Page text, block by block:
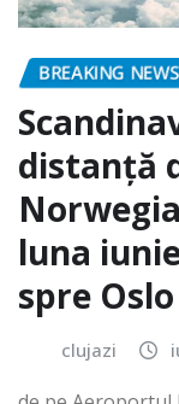
BREAKING NEWS
distanță
luna
spre
clujazi